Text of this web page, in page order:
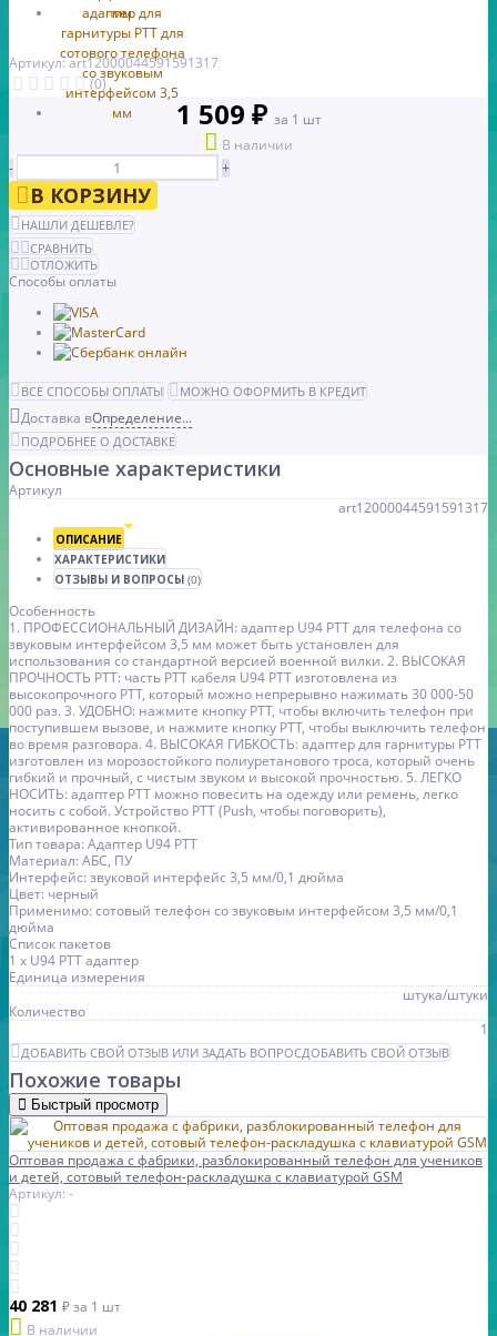
Артикул: art12000044591591317
(0)
1 509 ₽ за 1 шт
В наличии
-
+
В КОРЗИНУ
НАШЛИ ДЕШЕВЛЕ?
СРАВНИТЬ
ОТЛОЖИТЬ
Способы оплаты
ВСЕ СПОСОБЫ ОПЛАТЫ МОЖНО ОФОРМИТЬ В КРЕДИТ
Доставка вОпределение...
ПОДРОБНЕЕ О ДОСТАВКЕ
Основные характеристики
Артикул
art12000044591591317
ОПИСАНИЕ
ХАРАКТЕРИСТИКИ
ОТЗЫВЫ И ВОПРОСЫ (0)
Особенность
1. ПРОФЕССИОНАЛЬНЫЙ ДИЗАЙН: адаптер U94 PTT для телефона со
звуковым интерфейсом 3,5 мм может быть установлен для
использования со стандартной версией военной вилки. 2. ВЫСОКАЯ
ПРОЧНОСТЬ PTT: часть PTT кабеля U94 PTT изготовлена из
высокопрочного PTT, который можно непрерывно нажимать 30 000-50
000 раз. 3. УДОБНО: нажмите кнопку PTT, чтобы включить телефон при
поступившем вызове, и нажмите кнопку PTT, чтобы выключить телефон
во время разговора. 4. ВЫСОКАЯ ГИБКОСТЬ: адаптер для гарнитуры PTT
изготовлен из морозостойкого полиуретанового троса, который очень
гибкий и прочный, с чистым звуком и высокой прочностью. 5. ЛЕГКО
НОСИТЬ: адаптер PTT можно повесить на одежду или ремень, легко
носить с собой. Устройство PTT (Push, чтобы поговорить),
активированное кнопкой.
Тип товара: Адаптер U94 PTT
Материал: АБС, ПУ
Интерфейс: звуковой интерфейс 3,5 мм/0,1 дюйма
Цвет: черный
Применимо: сотовый телефон со звуковым интерфейсом 3,5 мм/0,1
дюйма
Список пакетов
1 х U94 PTT адаптер
Единица измерения
штука/штуки
Количество
1
ДОБАВИТЬ СВОЙ ОТЗЫВ ИЛИ ЗАДАТЬ ВОПРОСДОБАВИТЬ СВОЙ ОТЗЫВ
Похожие товары
Быстрый просмотр
Оптовая продажа с фабрики, разблокированный телефон для учеников
и детей, сотовый телефон-раскладушка с клавиатурой GSM
Артикул: -
40 281 ₽за 1 шт
В наличии